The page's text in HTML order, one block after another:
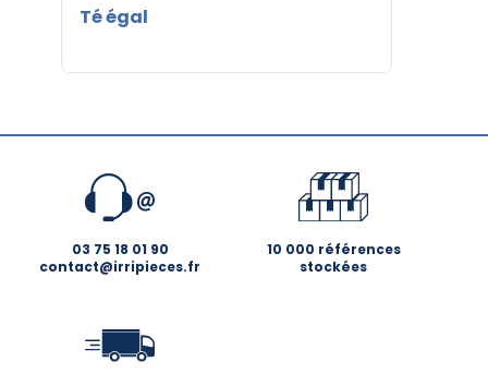
Té égal
03 75 18 01 90
contact@irripieces.fr
10 000 références
stockées